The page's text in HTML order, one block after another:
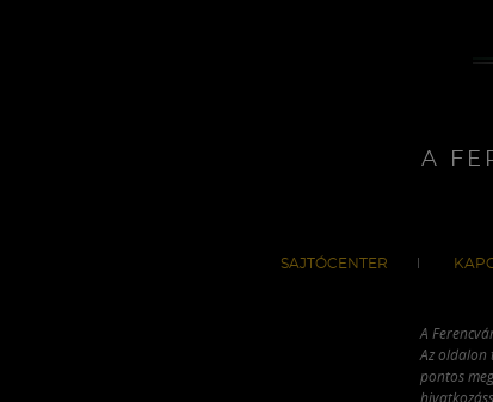
A
SAJTÓCENTER
A
Az oldalon
pontos